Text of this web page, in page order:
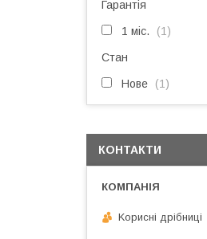
Гарантія
1 міс. 1
Стан
Нове 1
КОНТАКТИ
Kорисні дрібниці